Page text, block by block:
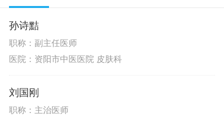
孙诗黠
职称：副主任医师
医院：资阳市中医医院 皮肤科
刘国刚
职称：主治医师